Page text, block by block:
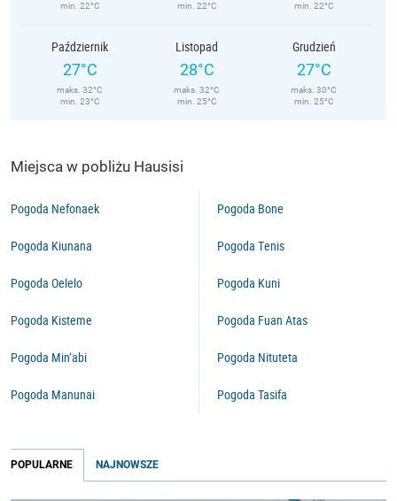
min. 22°C
min. 22°C
min. 22°C
Październik
27°C
maks. 32°C
min. 23°C
Listopad
28°C
maks. 32°C
min. 25°C
Grudzień
27°C
maks. 30°C
min. 25°C
Miejsca w pobliżu Hausisi
Pogoda Nefonaek
Pogoda Kiunana
Pogoda Oelelo
Pogoda Kisteme
Pogoda Min’abi
Pogoda Manunai
Pogoda Bone
Pogoda Tenis
Pogoda Kuni
Pogoda Fuan Atas
Pogoda Nituteta
Pogoda Tasifa
POPULARNE NAJNOWSZE